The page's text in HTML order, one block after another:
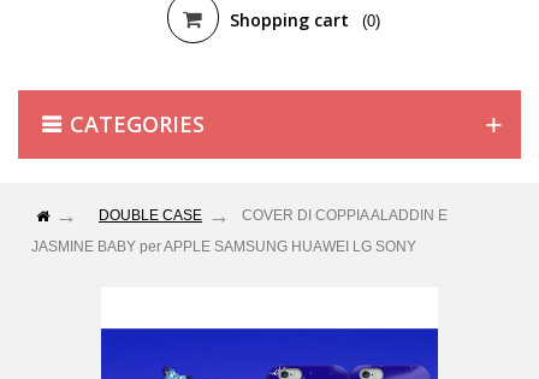
Shopping cart (0)
CATEGORIES
DOUBLE CASE
COVER DI COPPIA ALADDIN E
JASMINE BABY per APPLE SAMSUNG HUAWEI LG SONY